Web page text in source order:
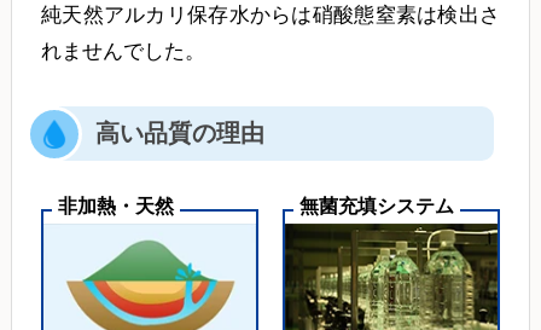
純天然アルカリ保存水からは硝酸態窒素は検出さ
れませんでした。
高い品質の理由
非加熱・天然 無菌充填システム